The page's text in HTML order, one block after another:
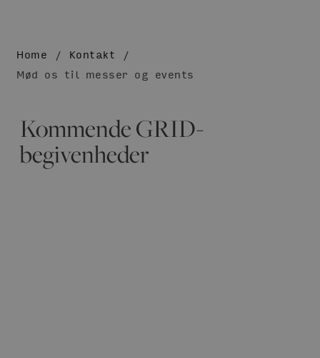
Home / Kontakt /
Mød os til messer og events
Kommende GRID-
begivenheder